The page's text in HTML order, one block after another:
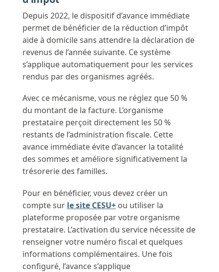
Depuis 2022, le dispositif d’avance immédiate
permet de bénéficier de la réduction d’impôt
aide à domicile sans attendre la déclaration de
revenus de l’année suivante. Ce système
s’applique automatiquement pour les services
rendus par des organismes agréés.
Avec ce mécanisme, vous ne réglez que 50 %
du montant de la facture. L’organisme
prestataire perçoit directement les 50 %
restants de l’administration fiscale. Cette
avance immédiate évite d’avancer la totalité
des sommes et améliore significativement la
trésorerie des familles.
Pour en bénéficier, vous devez créer un
compte sur le site CESU+ ou utiliser la
plateforme proposée par votre organisme
prestataire. L’activation du service nécessite de
renseigner votre numéro fiscal et quelques
informations complémentaires. Une fois
configuré, l’avance s’applique